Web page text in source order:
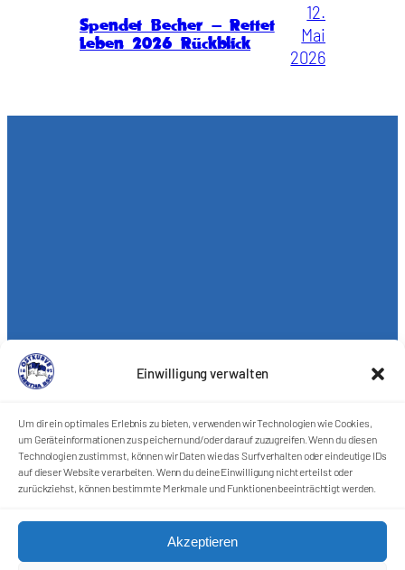
Einwilligung verwalten
Um dir ein optimales Erlebnis zu bieten, verwenden wir Technologien wie Cookies,
um Geräteinformationen zu speichern und/oder darauf zuzugreifen. Wenn du diesen
Technologien zustimmst, können wir Daten wie das Surfverhalten oder eindeutige IDs
auf dieser Website verarbeiten. Wenn du deine Einwilligung nicht erteilst oder
zurückziehst, können bestimmte Merkmale und Funktionen beeinträchtigt werden.
Akzeptieren
Spendet Becher – Rettet
Leben 2026 Rückblick
12.
Mai
2026